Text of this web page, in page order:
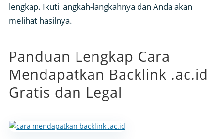
lengkap. Ikuti langkah-langkahnya dan Anda akan
melihat hasilnya.
Panduan Lengkap Cara
Mendapatkan Backlink .ac.id
Gratis dan Legal